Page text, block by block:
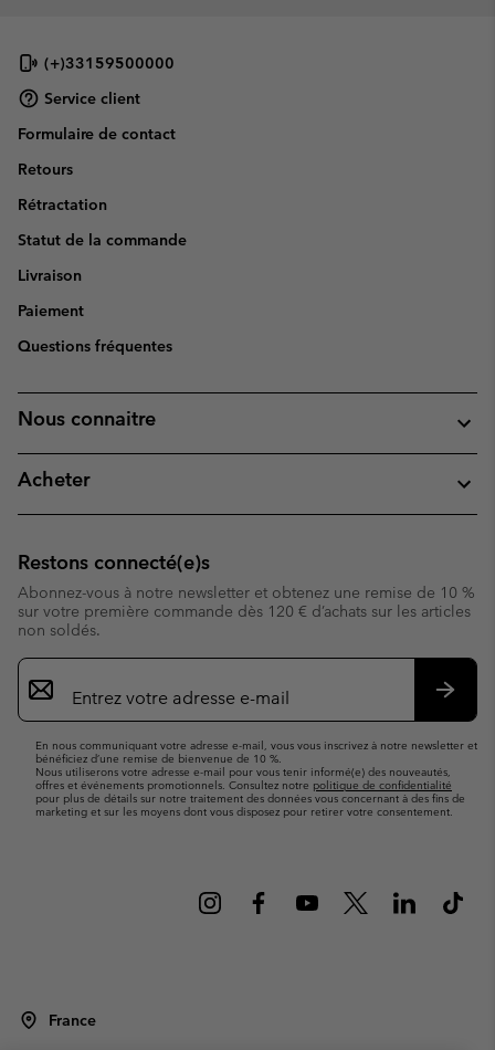
(+)33159500000
Service client
Formulaire de contact
Retours
Rétractation
Statut de la commande
Livraison
Paiement
Questions fréquentes
Nous connaitre
Acheter
Restons connecté(e)s
Abonnez-vous à notre newsletter et obtenez une remise de 10 %
sur votre première commande dès 120 € d’achats sur les articles
non soldés.
Inscription
par
e-
En nous communiquant votre adresse e-mail, vous vous inscrivez à notre newsletter et
bénéficiez d’une remise de bienvenue de 10 %.
Nous utiliserons votre adresse e-mail pour vous tenir informé(e) des nouveautés,
offres et événements promotionnels. Consultez notre politique de confidentialité
pour plus de détails sur notre traitement des données vous concernant à des fins de
marketing et sur les moyens dont vous disposez pour retirer votre consentement.
France